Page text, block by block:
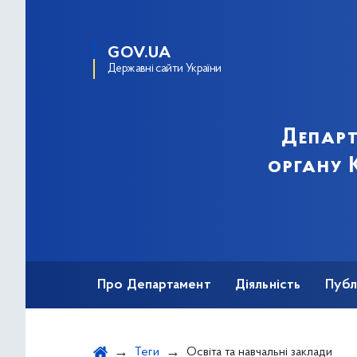
GOV.UA
Державні сайти України
органу
Про Департамент Діяльність
Теги Освіта та навчальні заклади